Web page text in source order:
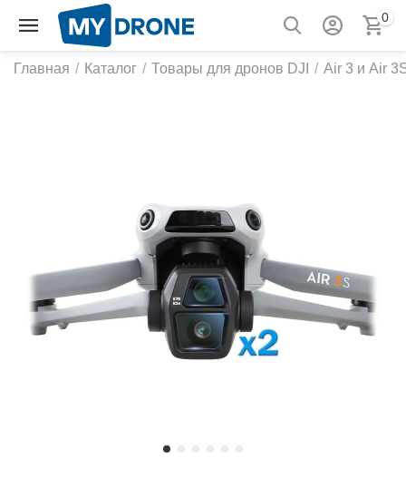
0
Главная / Каталог / Товары для дронов DJI / Air 3 и Air